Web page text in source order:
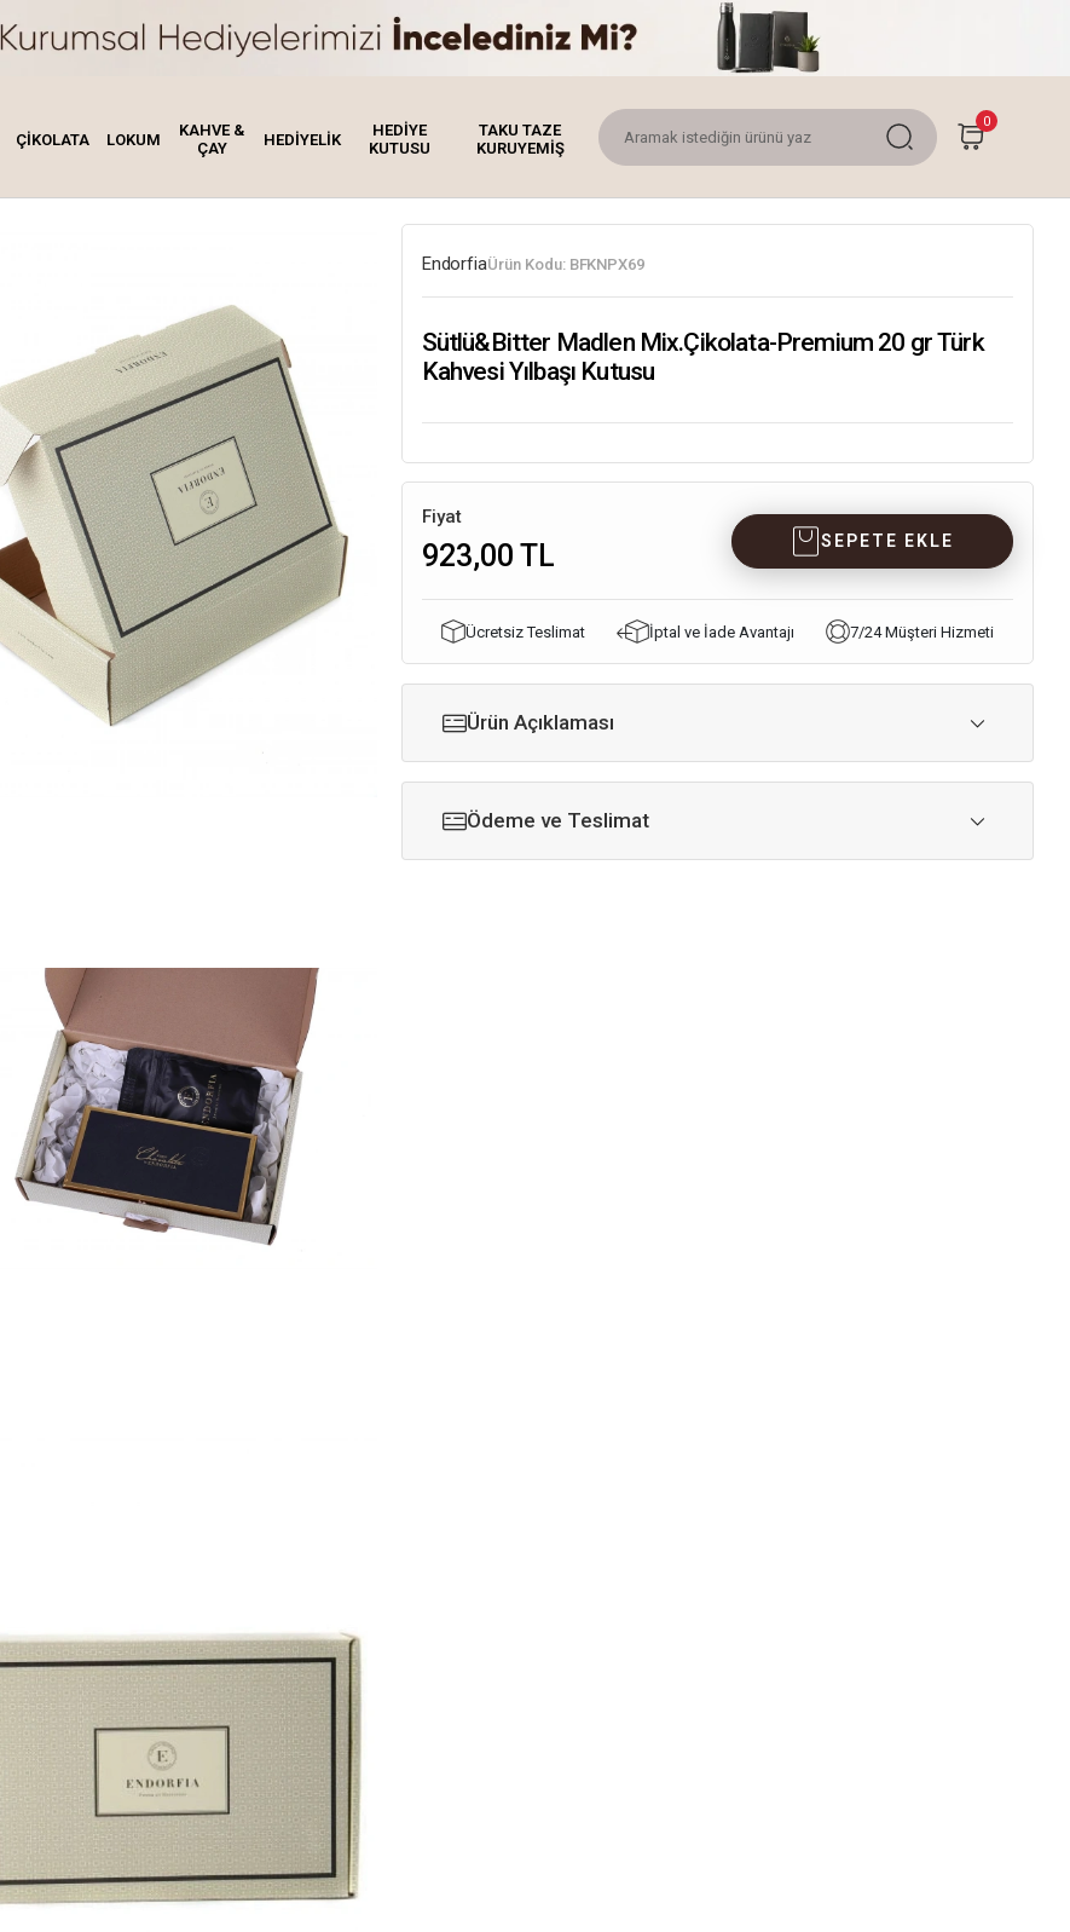
ÇİKOLATA LOKUM
KAHVE &
ÇAY
HEDİYELİK
HEDİYE
KUTUSU
TAKU TAZE
KURUYEMİŞ
0
EndorfiaÜrün Kodu: BFKNPX69
Sütlü&Bitter Madlen Mix.Çikolata-Premium 20 gr Türk
Kahvesi Yılbaşı Kutusu
Fiyat
923,00 TL SEPETE EKLE
Ücretsiz Teslimat İptal ve İade Avantajı 7/24 Müşteri Hizmeti
Ürün Açıklaması
Ödeme ve Teslimat